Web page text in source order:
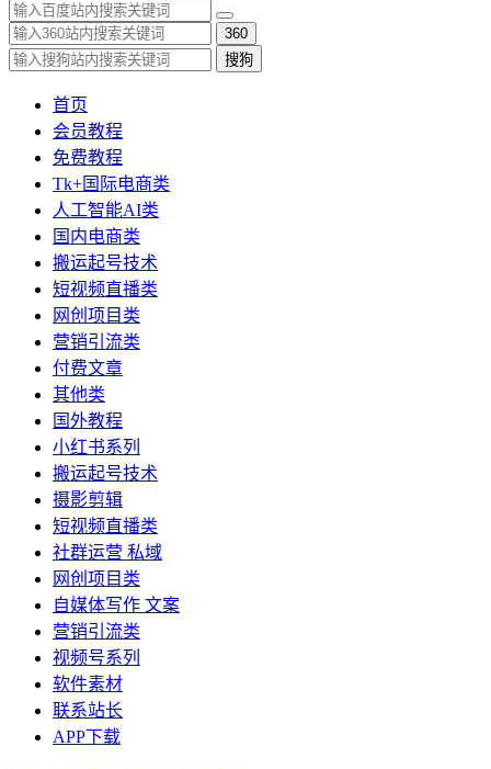
360
搜狗
首页
会员教程
免费教程
Tk+国际电商类
人工智能AI类
国内电商类
搬运起号技术
短视频直播类
网创项目类
营销引流类
付费文章
其他类
国外教程
小红书系列
搬运起号技术
摄影剪辑
短视频直播类
社群运营 私域
网创项目类
自媒体写作 文案
营销引流类
视频号系列
软件素材
联系站长
APP下载